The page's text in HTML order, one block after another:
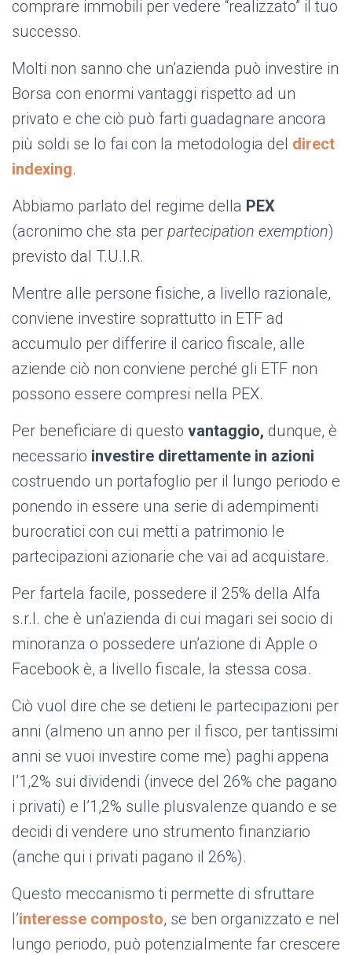
comprare immobili per vedere “realizzato” il tuo
successo.
Molti non sanno che un’azienda può investire in
Borsa con enormi vantaggi rispetto ad un
privato e che ciò può farti guadagnare ancora
più soldi se lo fai con la metodologia del direct
indexing.
Abbiamo parlato del regime della PEX
(acronimo che sta per partecipation exemption)
previsto dal T.U.I.R.
Mentre alle persone fisiche, a livello razionale,
conviene investire soprattutto in ETF ad
accumulo per differire il carico fiscale, alle
aziende ciò non conviene perché gli ETF non
possono essere compresi nella PEX.
Per beneficiare di questo vantaggio, dunque, è
necessario investire direttamente in azioni
costruendo un portafoglio per il lungo periodo e
ponendo in essere una serie di adempimenti
burocratici con cui metti a patrimonio le
partecipazioni azionarie che vai ad acquistare.
Per fartela facile, possedere il 25% della Alfa
s.r.l. che è un’azienda di cui magari sei socio di
minoranza o possedere un’azione di Apple o
Facebook è, a livello fiscale, la stessa cosa.
Ciò vuol dire che se detieni le partecipazioni per
anni (almeno un anno per il fisco, per tantissimi
anni se vuoi investire come me) paghi appena
l’1,2% sui dividendi (invece del 26% che pagano
i privati) e l’1,2% sulle plusvalenze quando e se
decidi di vendere uno strumento finanziario
(anche qui i privati pagano il 26%).
Questo meccanismo ti permette di sfruttare
l’interesse composto, se ben organizzato e nel
lungo periodo, può potenzialmente far crescere